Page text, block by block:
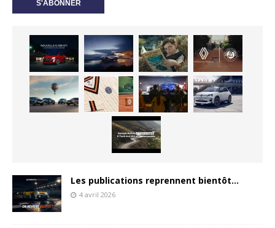
Les publications reprennent bientôt…
4 avril 2026